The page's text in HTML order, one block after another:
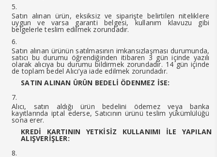
Satın alınan ürün, eksiksiz ve siparişte belirtilen niteliklere
uygun ve varsa garanti belgesi, kullanım klavuzu gibi
belgelerle teslim edilmek zorundadır.
Satın alınan ürünün satılmasının imkansızlaşması durumunda,
satıcı bu durumu öğrendiğinden itibaren 3 gün içinde yazılı
olarak alıcıya bu durumu bildirmek zorundadır. 14 gün içinde
de toplam bedel Alıcı’ya iade edilmek zorundadır.
SATIN ALINAN ÜRÜN BEDELİ ÖDENMEZ İSE:
Alıcı, satın aldığı ürün bedelini ödemez veya banka
kayıtlarında iptal ederse, Satıcının ürünü teslim yükümlülüğü
sona erer.
KREDİ KARTININ YETKİSİZ KULLANIMI İLE YAPILAN
ALIŞVERİŞLER: